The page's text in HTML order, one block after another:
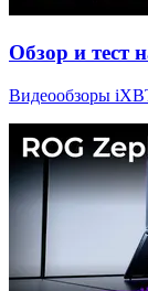
Обзор и тест
Видеообзоры